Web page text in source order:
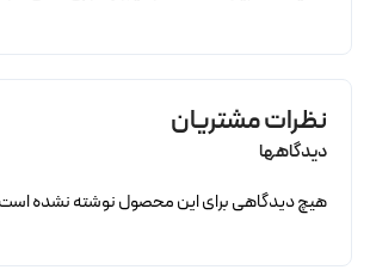
نظرات مشتریان
دیدگاهها
هیچ دیدگاهی برای این محصول نوشته نشده